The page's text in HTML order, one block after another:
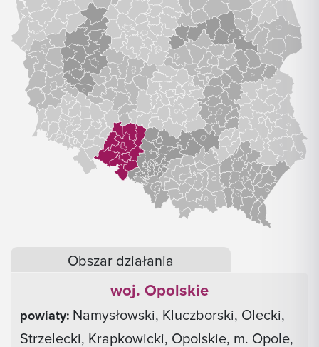
Obszar działania
woj. Opolskie
powiaty:Namysłowski, Kluczborski, Olecki,
Strzelecki, Krapkowicki, Opolskie, m. Opole,